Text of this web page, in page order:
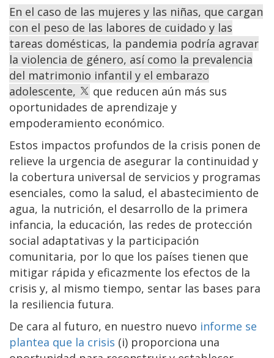
En el caso de las mujeres y las niñas, que cargan
con el peso de las labores de cuidado y las
tareas domésticas, la pandemia podría agravar
la violencia de género, así como la prevalencia
del matrimonio infantil y el embarazo
adolescente,
que reducen aún más sus
oportunidades de aprendizaje y
empoderamiento económico.
Estos impactos profundos de la crisis ponen de
relieve la urgencia de asegurar la continuidad y
la cobertura universal de servicios y programas
esenciales, como la salud, el abastecimiento de
agua, la nutrición, el desarrollo de la primera
infancia, la educación, las redes de protección
social adaptativas y la participación
comunitaria, por lo que los países tienen que
mitigar rápida y eficazmente los efectos de la
crisis y, al mismo tiempo, sentar las bases para
la resiliencia futura.
De cara al futuro, en nuestro nuevo informe se
plantea que la crisis (i) proporciona una